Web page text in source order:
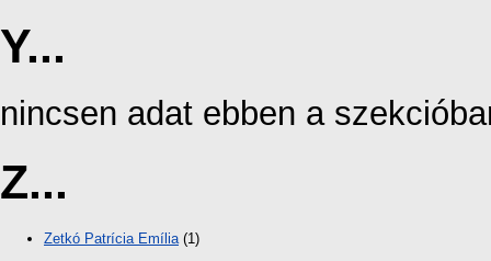
Y...
nincsen adat ebben a
Z...
Zetkó Patrícia Emília (1)